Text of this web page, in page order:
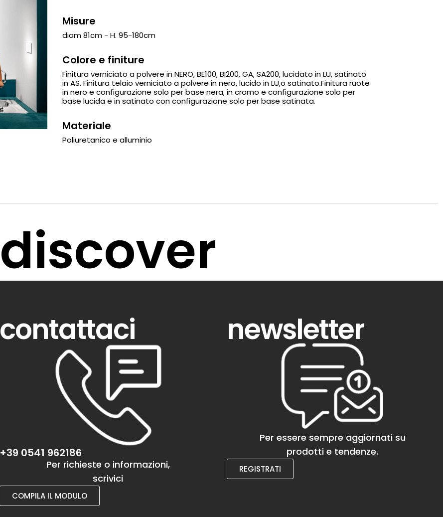
Misure
diam 81cm - H. 95-180cm
Colore e finiture
Finitura verniciato a polvere in NERO, BE100, BI200, GA, SA200, lucidato in LU, satinato
in AS. Finitura telaio verniciato a polvere in nero, lucido in LU,o satinato.Finitura ruote
in nero e configurazione solo per base nera, in cromo e configurazione solo per
base lucida e in satinato con configurazione solo per base satinata.
Materiale
Poliuretanico e alluminio
discover
contattaci
+39 0541 962186
Per richieste o informazioni,
scrivici
COMPILA IL MODULO
newsletter
Per essere sempre aggiornati su
prodotti e tendenze.
REGISTRATI